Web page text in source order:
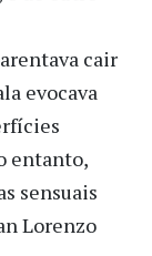
cair
evocava
entanto,
sensuais
Lorenzo